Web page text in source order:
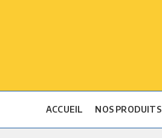
ACCUEIL NOS PRODUITS